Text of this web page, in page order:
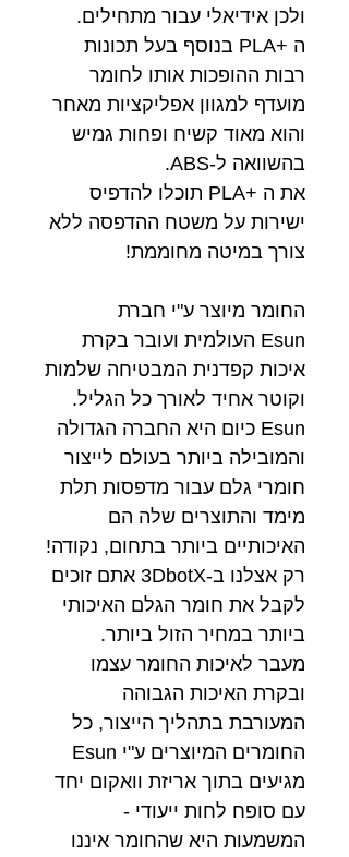
ולכן אידיאלי עבור מתחילים.
ה +PLA בנוסף בעל תכונות
רבות ההופכות אותו לחומר
מועדף למגוון אפליקציות מאחר
והוא מאוד קשיח ופחות גמיש
בהשוואה ל-ABS.
את ה +PLA תוכלו להדפיס
ישירות על משטח ההדפסה ללא
צורך במיטה מחוממת!
החומר מיוצר ע"י חברת
Esun העולמית ועובר בקרת
איכות קפדנית המבטיחה שלמות
וקוטר אחיד לאורך כל הגליל.
Esun כיום היא החברה הגדולה
והמובילה ביותר בעולם לייצור
חומרי גלם עבור מדפסות תלת
מימד והתוצרים שלה הם
האיכותיים ביותר בתחום, נקודה!
רק אצלנו ב-3DbotX אתם זוכים
לקבל את חומר הגלם האיכותי
ביותר במחיר הזול ביותר.
מעבר לאיכות החומר עצמו
ובקרת האיכות הגבוהה
המעורבת בתהליך הייצור, כל
החומרים המיוצרים ע"י Esun
מגיעים בתוך אריזת וואקום יחד
עם סופח לחות ייעודי -
המשמעות היא שהחומר איננו